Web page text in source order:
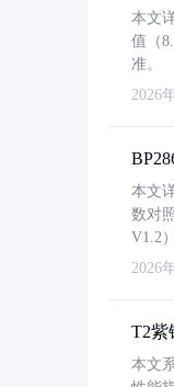
本文
值（
准。
2026
本文
数对
V1.2）
2026
T2紫
本文